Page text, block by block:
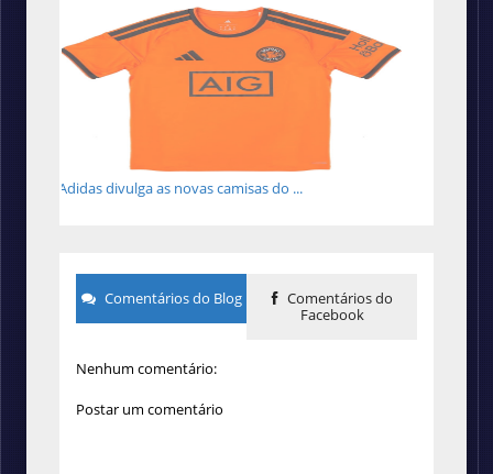
Adidas divulga as novas camisas do ...
Comentários do Blog
Comentários do
Facebook
Nenhum comentário:
Postar um comentário